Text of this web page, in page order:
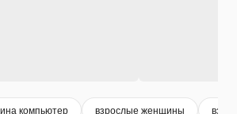
компьютер взрослые женщины